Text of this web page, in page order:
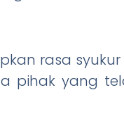
rasa
pihak yang